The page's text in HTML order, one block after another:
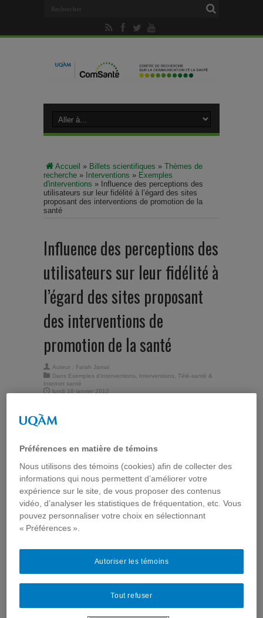
Accueil » Billets scientifiques » Thèmes de
recherche » Interventions » Exemples
d'interventions » Influence des perceptions des
utilisateurs sur leur fidélité à l’égard des sites
proposant des interventions de promotion de la
santé
Influence des perceptions des
utilisateurs sur leur fidélité à
l’égard des sites proposant
des interventions de
promotion de la santé
Auteur : Farah Jamal
Dans Exemples d'interventions Interventions Télé-santé &
Internet santé
lundi 16 janvier 2012
l’utilisation effective de l’intervention par les
groupes ciblés demeure faible. Dans une étude
récente, Crutzen et ses collègues
intéressés aux perceptions des internautes qui
favorisent leur fidélité à des sites proposant des
interventions de promotion de la santé.
L’objectif de cette étude, réalisée par une équipe
internautes reviennent ou non sur un site proposant
une intervention en santé publique et le
proposer des concepts théorique pour appréhender
la fidélité à une intervention en ligne.
Préférences en matière de témoins
Nous utilisons des témoins (cookies) afin de collecter des
informations qui nous permettent d’améliorer votre
expérience sur le site, de vous proposer des contenus
vidéo, d’analyser les statistiques de fréquentation, etc. Vous
pouvez personnaliser votre choix en sélectionnant
« Préférences ».
Tout refuser
Autoriser les témoins